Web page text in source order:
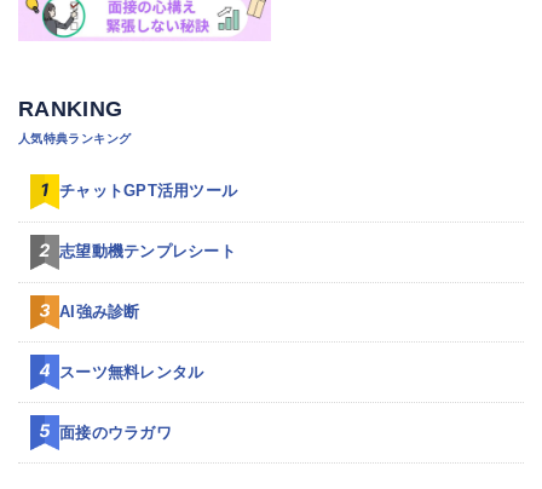
RANKING
人気特典ランキング
チャットGPT活用ツール
志望動機テンプレシート
AI強み診断
スーツ無料レンタル
面接のウラガワ